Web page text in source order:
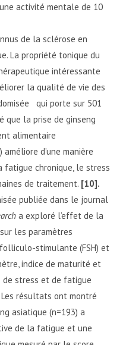
activité mentale de 10
de la sclérose en
La propriété tonique du
intéressante
la qualité de vie des
qui porte sur 501
que la prise de ginseng
alimentaire
d’une manière
fatigue chronique, le stress
de traitement. [10].
publiée dans le journal
a exploré l’effet de la
les paramètres
stimulante (FSH) et
indice de maturité et
de stress et de fatigue
Les résultats ont montré
asiatique (n=193) a
de la fatigue et une